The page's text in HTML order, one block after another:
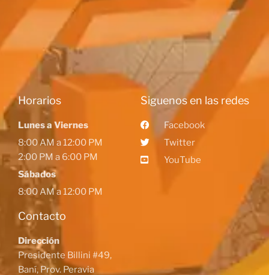
Horarios
Lunes a Viernes
8:00 AM a 12:00 PM
2:00 PM a 6:00 PM
Sábados
8:00 AM a 12:00 PM
Contacto
Dirección
Presidente Billini #49,
Baní, Prov. Peravia
Siguenos en las redes
Facebook
Twitter
YouTube